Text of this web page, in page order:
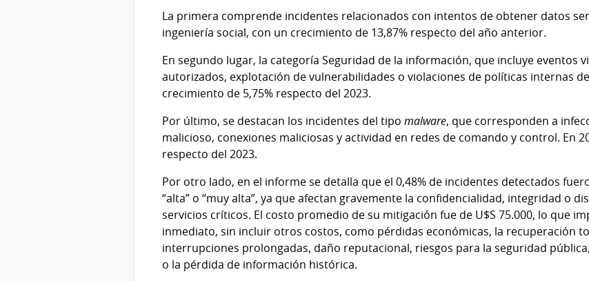
La primera comprende incidentes relacionados con intentos de obtener datos
ingeniería social, con un crecimiento de 13,87% respecto del año anterior.
En segundo lugar, la categoría Seguridad de la información, que incluye eventos
autorizados, explotación de vulnerabilidades o violaciones de políticas internas
crecimiento de 5,75% respecto del 2023.
Por último, se destacan los incidentes del tipo malware, que corresponden a
malicioso, conexiones maliciosas y actividad en redes de comando y control. En
respecto del 2023.
Por otro lado, en el informe se detalla que el 0,48% de incidentes detectados
“alta” o “muy alta”, ya que afectan gravemente la confidencialidad, integridad o
servicios críticos. El costo promedio de su mitigación fue de U$S 75.000, lo que
inmediato, sin incluir otros costos, como pérdidas económicas, la recuperación
interrupciones prolongadas, daño reputacional, riesgos para la seguridad
o la pérdida de información histórica.